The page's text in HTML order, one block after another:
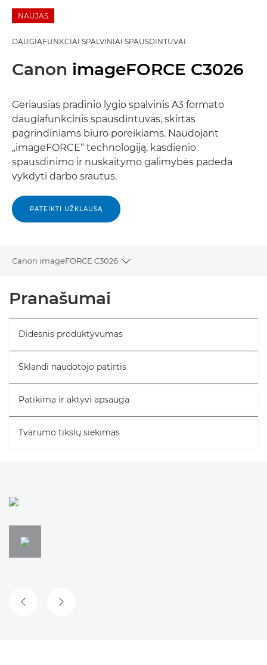
NAUJAS
DAUGIAFUNKCIAI SPALVINIAI SPAUSDINTUVAI
Canon imageFORCE C3026
Geriausias pradinio lygio spalvinis A3 formato
daugiafunkcinis spausdintuvas, skirtas
pagrindiniams biuro poreikiams. Naudojant
„imageFORCE“ technologiją, kasdienio
spausdinimo ir nuskaitymo galimybės padeda
vykdyti darbo srautus.
PATEIKTI UŽKLAUSĄ
Canon imageFORCE C3026
Toggle breadcrumbs
Bendrieji duomenys
Specifikacijos
Palaikymas
Pranašumai
Didesnis produktyvumas
Sklandi naudotojo patirtis
Patikima ir aktyvi apsauga
Tvarumo tikslų siekimas
ANKSTESNĖ SKAIDRĖ
KITA SKAIDRĖ